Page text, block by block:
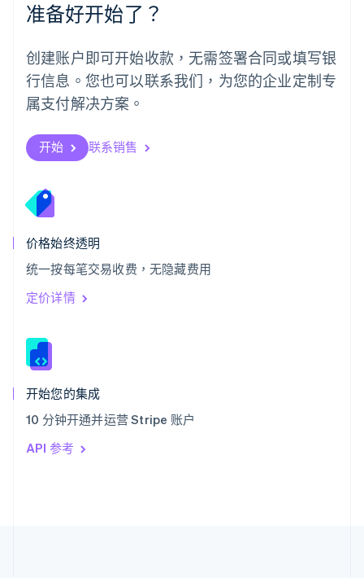
准备好开始了？
创建账户即可开始收款，无需签署合同或填写银
行信息。您也可以联系我们，为您的企业定制专
属支付解决方案。
开始 联系销售
价格始终透明
统一按每笔交易收费，无隐藏费用
定价详情
开始您的集成
10 分钟开通并运营 Stripe 账户
API 参考
日本
日本語English
SvenskaEnglish
瑞士
DeutschFrançais ItalianoEnglish
塞浦路斯
斯洛伐克
English
English
泰国
ไทย
希腊
English
西班牙
Español
新加坡
新西兰
匈牙利
English
ItalianoEnglish
印度
English